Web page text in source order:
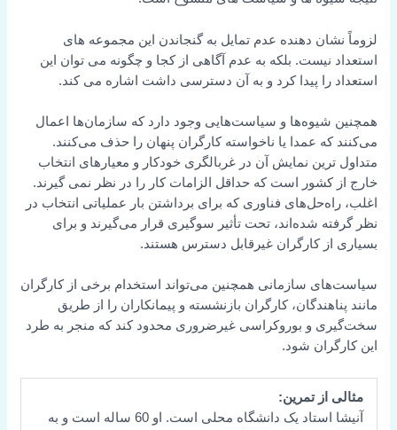
لزوماً نشان دهنده عدم تمایل به گنجاندن این مجموعه های
استعداد نیست. بلکه به عدم آگاهی از کجا و چگونه می توان این
استعداد را پیدا کرد و به آن دسترسی داشت اشاره می کند.
همچنین شیوه‌ها و سیاست‌هایی وجود دارد که سازمان‌ها اعمال
می‌کنند که عمدا یا ناخواسته کارگران پنهان را حذف می‌کنند.
متداول ترین نمایش آن در غربالگری خودکار و معیارهای انتخاب
خارج از کشور است که حداقل الزامات کار را در نظر نمی گیرند.
اغلب، راه‌حل‌های فناوری که برای برداشتن بار عملیاتی انتخاب در
نظر گرفته شده‌اند، تحت تأثیر سوگیری قرار می‌گیرند و برای
بسیاری از کارگران غیرقابل دسترس هستند.
سیاست‌های سازمانی همچنین می‌تواند استخدام برخی از کارگران
مانند پناهندگان، کارگران بازنشسته و پیمانکاران را از طریق
سخت‌گیری و بوروکراسی غیرضروری محدود کند که منجر به طرد
این کارگران شود.
مثالی از تمرین:
آنیشا استاد یک دانشگاه محلی است. او 60 ساله است و به